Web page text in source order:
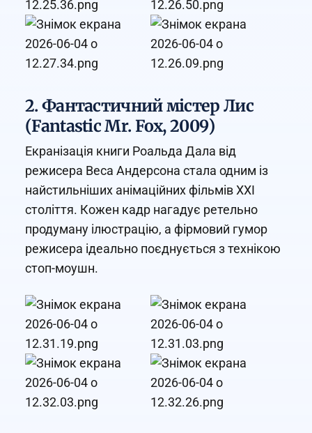
2. Фантастичний містер Лис
(Fantastic Mr. Fox, 2009)
Екранізація книги Роальда Дала від
режисера Веса Андерсона стала одним із
найстильніших анімаційних фільмів XXI
століття. Кожен кадр нагадує ретельно
продуману ілюстрацію, а фірмовий гумор
режисера ідеально поєднується з технікою
стоп-моушн.